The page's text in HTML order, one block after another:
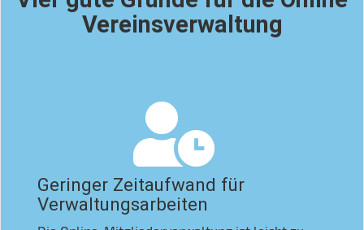
Vereinsverwaltung
Geringer Zeitaufwand für
Verwaltungsarbeiten